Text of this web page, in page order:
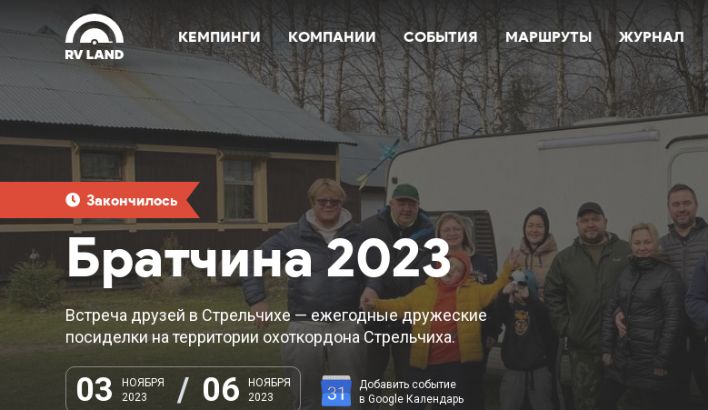
КЕМПИНГИ КОМПАНИИ СОБЫТИЯ МАРШРУТЫ ЖУРНАЛ
Закончилось
Братчина 2023
Встреча друзей в Стрельчихе — ежегодные дружеские
посиделки на территории охоткордона Стрельчиха.
03
НОЯБРЯ
2023
/ 06
НОЯБРЯ
2023
Добавить событие
в Google Календарь